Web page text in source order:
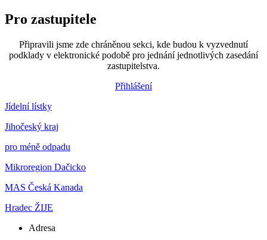
Pro zastupitele
Připravili jsme zde chráněnou sekci, kde budou k vyzvednutí
podklady v elektronické podobě pro jednání jednotlivých zasedání
zastupitelstva.
Přihlášení
Jídelní lístky
Jihočeský kraj
pro méně odpadu
Mikroregion Dačicko
MAS Česká Kanada
Hradec ŽIJE
Adresa